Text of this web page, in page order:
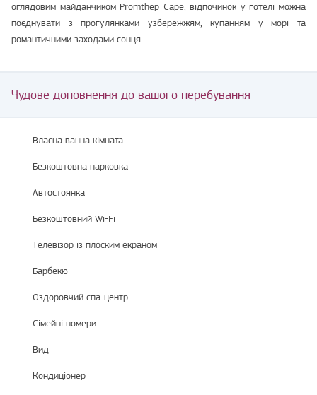
оглядовим майданчиком Promthep Cape, відпочинок у готелі можна
поєднувати з прогулянками узбережжям, купанням у морі та
романтичними заходами сонця.
Чудове доповнення до вашого перебування
Власна ванна кімната
Безкоштовна парковка
Автостоянка
Безкоштовний Wi-Fi
Телевізор із плоским екраном
Барбекю
Оздоровчий спа-центр
Сімейні номери
Вид
Кондиціонер